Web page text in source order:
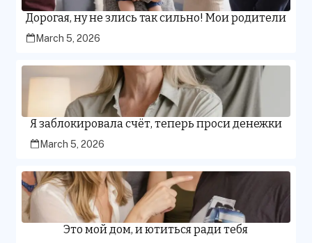
Дорогая, ну не злись так сильно! Мои родители
March 5, 2026
Я заблокировала счёт, теперь проси денежки
March 5, 2026
Это мой дом, и ютиться ради тебя